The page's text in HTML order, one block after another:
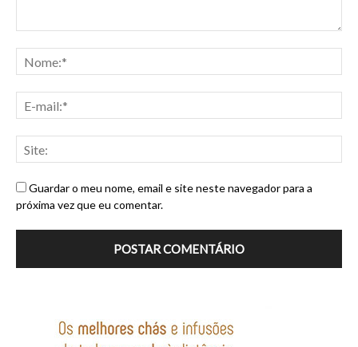
Guardar o meu nome, email e site neste navegador para a
próxima vez que eu comentar.